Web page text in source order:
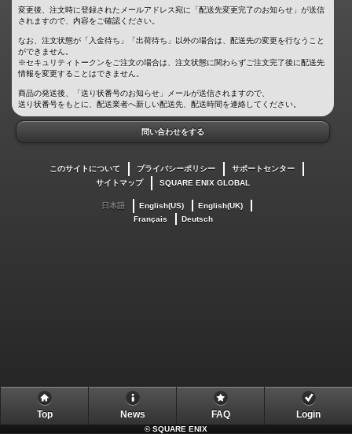
変更後、注文時に登録されたメールアドレス宛に「配送先変更完了のお知らせ」が送信
されますので、内容をご確認ください。
なお、注文状態が「入金待ち」「出荷待ち」以外の場合は、配送先の変更を行なうこと
ができません。
※セキュリティトークンをご注文の場合は、注文状態に関わらずご注文完了後に配送先
情報を変更することはできません。
商品の発送後、「送り状番号のお知らせ」メールが送信されますので、
送り状番号をもとに、配送業者へ新しい配送先、配送時間を連絡してください。
問い合わせをする
このサイトについて プライバシーポリシー
サポートセンター
サイトマップ
SQUARE ENIX GLOBAL
日本語 English(US)
English(UK)
Français
Deutsch
Top News FAQ Login
©SQUARE ENIX